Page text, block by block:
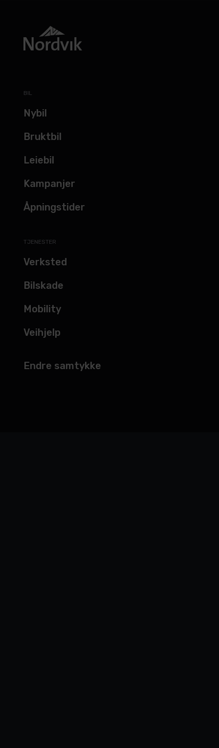
BIL
Nybil
Bruktbil
Leiebil
Kampanjer
Åpningstider
TJENESTER
Verksted
Bilskade
Mobility
Veihjelp
Endre samtykke